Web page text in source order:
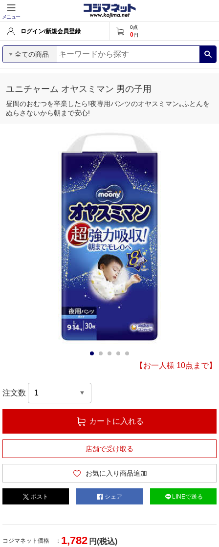
メニュー
ログイン/新規会員登録
0点
0円
全ての商品
ユニチャーム オヤスミマン 男の子用
昼間のおむつを卒業したら!夜専用パンツのオヤスミマン｡ふとんを
ぬらさないから朝まで安心!
【お一人様 10点まで】
注文数
カートに入れる
店舗で受け取る
お気に入り商品追加
ポスト シェア LINEで送る
コジマネット価格 1,782 円(税込)